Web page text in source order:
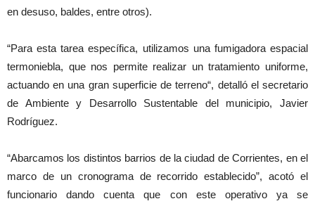
en desuso, baldes, entre otros).
“Para esta tarea específica, utilizamos una fumigadora espacial
termoniebla, que nos permite realizar un tratamiento uniforme,
actuando en una gran superficie de terreno“, detalló el secretario
de Ambiente y Desarrollo Sustentable del municipio, Javier
Rodríguez.
“Abarcamos los distintos barrios de la ciudad de Corrientes, en el
marco de un cronograma de recorrido establecido”, acotó el
funcionario dando cuenta que con este operativo ya se